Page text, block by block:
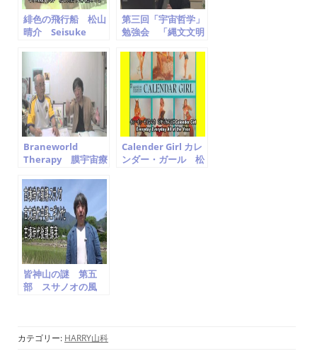
緋色の飛行船 松山
晴介 Seisuke
第三回「宇宙哲学」
勉強会 「縄文文明
Harry山科
Braneworld
Therapy 膜宇宙療
に聞く harry山科
Calender Girl カレ
ンダー・ガール 松
皆神山の謎 第五
部 スサノオの風
カテゴリー: HARRY山科